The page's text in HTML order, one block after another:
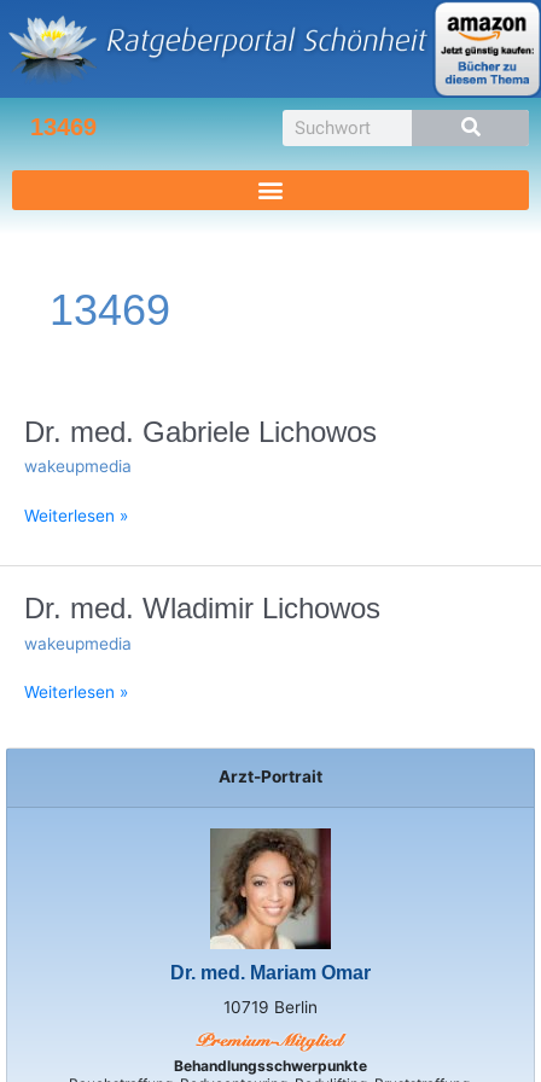
Inhalt
springen
13469 Suche
Arzt-Portrait
Dr. med. Mariam Omar
10719 Berlin
Behandlungsschwerpunkte
13469
Dr. med. Gabriele Lichowos
wakeupmedia
Dr.
Gabriele
Weiterlesen »
Dr. med. Wladimir Lichowos
wakeupmedia
Dr.
Wladimir
Weiterlesen »